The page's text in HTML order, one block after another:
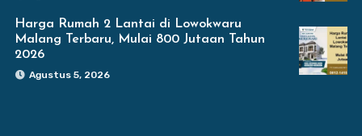
Harga Rumah 2 Lantai di Lowokwaru
Malang Terbaru, Mulai 800 Jutaan Tahun
2026
Agustus 5, 2026